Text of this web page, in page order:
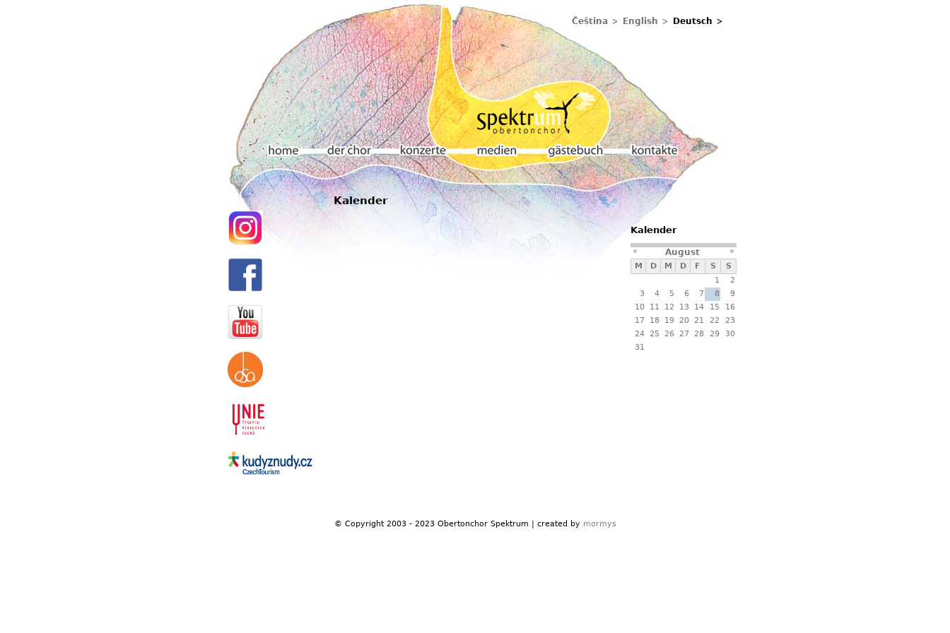
Čeština English Deutsch
Kalender
Hauptmenü
Home Der chor Konzerte Medien Gästebuch Kontakte
Kalender
« August
»
M
D M D F S
S
1
2
3
4 5 6 7 8
9
10
11 12 13 14 15
16
17
18 19 20 21 22
23
24 25 26 27 28 29
30
31
© Copyright 2003 - 2023 Obertonchor Spektrum | created by mormys